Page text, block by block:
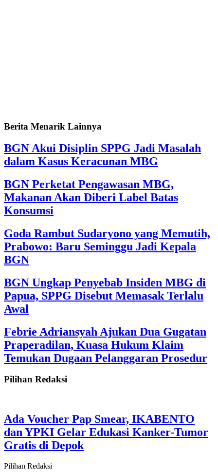
Berita Menarik Lainnya
BGN Akui Disiplin SPPG Jadi Masalah
dalam Kasus Keracunan MBG
BGN Perketat Pengawasan MBG,
Makanan Akan Diberi Label Batas
Konsumsi
Goda Rambut Sudaryono yang Memutih,
Prabowo: Baru Seminggu Jadi Kepala
BGN
BGN Ungkap Penyebab Insiden MBG di
Papua, SPPG Disebut Memasak Terlalu
Awal
Febrie Adriansyah Ajukan Dua Gugatan
Praperadilan, Kuasa Hukum Klaim
Temukan Dugaan Pelanggaran Prosedur
Pilihan Redaksi
Ada Voucher Pap Smear, IKABENTO
dan YPKI Gelar Edukasi Kanker-Tumor
Gratis di Depok
Pilihan Redaksi